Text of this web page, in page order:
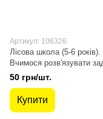
Артикул: 106326
Лісова школа (5-6 років).
Вчимося розв'язувати
Дерипаско Г.М.- Школа
(106326)
50 грн/шт.
Купити